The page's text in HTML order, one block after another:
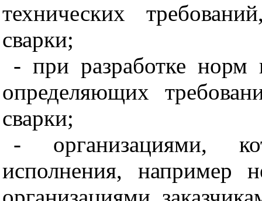
технических
сварки;
- при разработке норм
определяющих
сварки;
- организациями,
исполнения, например